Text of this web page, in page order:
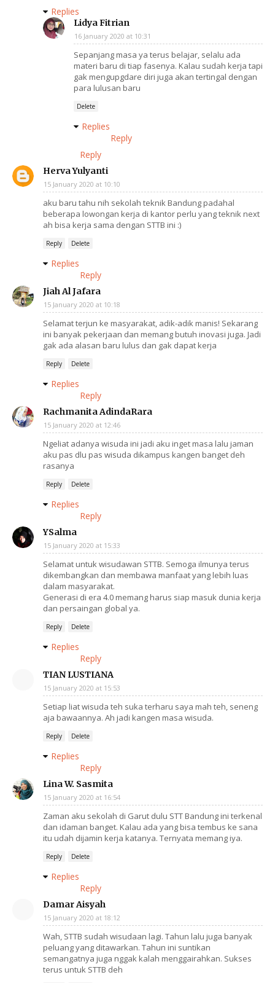
Replies
Lidya Fitrian
16 January 2020 at 10:31
Sepanjang masa ya terus belajar, selalu ada
materi baru di tiap fasenya. Kalau sudah kerja tapi
gak mengupgdare diri juga akan tertingal dengan
para lulusan baru
Delete
Replies
Reply
Reply
Herva Yulyanti
15 January 2020 at 10:10
aku baru tahu nih sekolah teknik Bandung padahal
beberapa lowongan kerja di kantor perlu yang teknik next
ah bisa kerja sama dengan STTB ini :)
Reply Delete
Replies
Reply
Jiah Al Jafara
15 January 2020 at 10:18
Selamat terjun ke masyarakat, adik-adik manis! Sekarang
ini banyak pekerjaan dan memang butuh inovasi juga. Jadi
gak ada alasan baru lulus dan gak dapat kerja
Reply Delete
Replies
Reply
Rachmanita AdindaRara
15 January 2020 at 12:46
Ngeliat adanya wisuda ini jadi aku inget masa lalu jaman
aku pas dlu pas wisuda dikampus kangen banget deh
rasanya
Reply Delete
Replies
Reply
YSalma
15 January 2020 at 15:33
Selamat untuk wisudawan STTB. Semoga ilmunya terus
dikembangkan dan membawa manfaat yang lebih luas
dalam masyarakat.
Generasi di era 4.0 memang harus siap masuk dunia kerja
dan persaingan global ya.
Reply Delete
Replies
Reply
TIAN LUSTIANA
15 January 2020 at 15:53
Setiap liat wisuda teh suka terharu saya mah teh, seneng
aja bawaannya. Ah jadi kangen masa wisuda.
Reply Delete
Replies
Reply
Lina W. Sasmita
15 January 2020 at 16:54
Zaman aku sekolah di Garut dulu STT Bandung ini terkenal
dan idaman banget. Kalau ada yang bisa tembus ke sana
itu udah dijamin kerja katanya. Ternyata memang iya.
Reply Delete
Replies
Reply
Damar Aisyah
15 January 2020 at 18:12
Wah, STTB sudah wisudaan lagi. Tahun lalu juga banyak
peluang yang ditawarkan. Tahun ini suntikan
semangatnya juga nggak kalah menggairahkan. Sukses
terus untuk STTB deh